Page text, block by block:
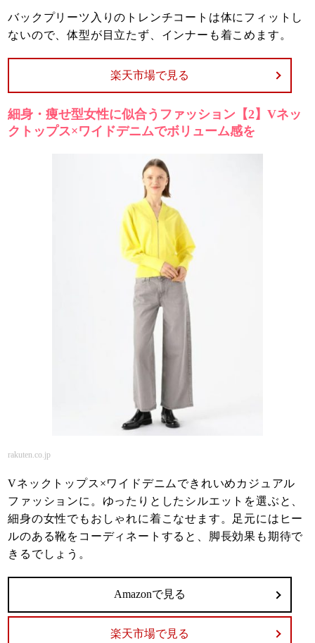
バックプリーツ入りのトレンチコートは体にフィットし
ないので、体型が目立たず、インナーも着こめます。
楽天市場で見る
細身・痩せ型女性に似合うファッション【2】Vネッ
クトップス×ワイドデニムでボリューム感を
rakuten.co.jp
Vネックトップス×ワイドデニムできれいめカジュアル
ファッションに。ゆったりとしたシルエットを選ぶと、
細身の女性でもおしゃれに着こなせます。足元にはヒー
ルのある靴をコーディネートすると、脚長効果も期待で
きるでしょう。
Amazonで見る
楽天市場で見る